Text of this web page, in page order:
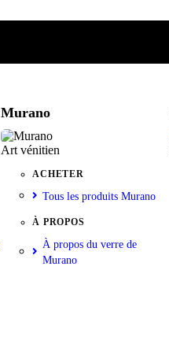
Murano
Art vénitien
ACHETER
Tous les produits Murano
À PROPOS
À propos du verre de
Murano